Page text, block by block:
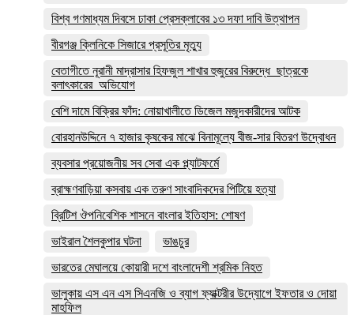
বিশ্ব গণমাধ্যম দিবসে ঢাকা প্রেসক্লাবের ১৩ দফা দাবি উত্থাপন
বীরগঞ্জ ক্লিনিকে সিজারে প্রসূতির মৃত্যু
বেতাগীতে নূরানী মাদ্রাসার হিফজুল শাখার হুজুরের বিরুদ্ধে ছাত্রকে
বলাৎকারের অভিযোগ
বেশি দামে বিক্রির ফাঁদ: নোয়াখালীতে ডিজেল মজুদকারীদের আটক
বোরহানউদ্দিনে ৭ হাজার কৃষকের মাঝে বিনামূল্যে বীজ-সার বিতরণ উদ্বোধন
ব্যবসার প্রয়োজনীয় সব সেবা এক প্ল্যাটফর্মে
ব্রাহ্মণবাড়িয়া কসবায় এক তরুণ সাংবাদিকদের পিটিয়ে হত্যা
ব্রিটিশ ঔপনিবেশিক শাসনে বাংলার ইতিহাস: শোষণ
ভাইরাল শৈলকুপার ঘটনা
ভাঙচুর
ভারতের মেঘালয়ে কোয়ারী দশে বাংলাদেশী শ্রমিক নিহত
ভালুকায় এস এন এস সিএনজি ও ব্যাগ ফ্যাক্টরীর উদ্যোগে ইফতার ও দোয়া
মাহফিল